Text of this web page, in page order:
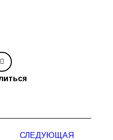
СЛЕДУЮЩАЯ